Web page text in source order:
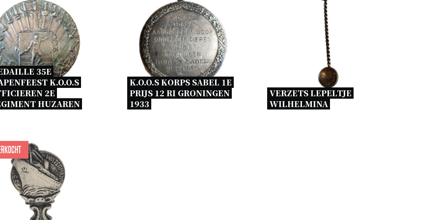
35E
K.O.O.S
2E
HUZAREN
K.O.O.S KORPS SABEL 1E
PRIJS 12 RI GRONINGEN
1933
VERZETS LEPELTJE
WILHELMINA